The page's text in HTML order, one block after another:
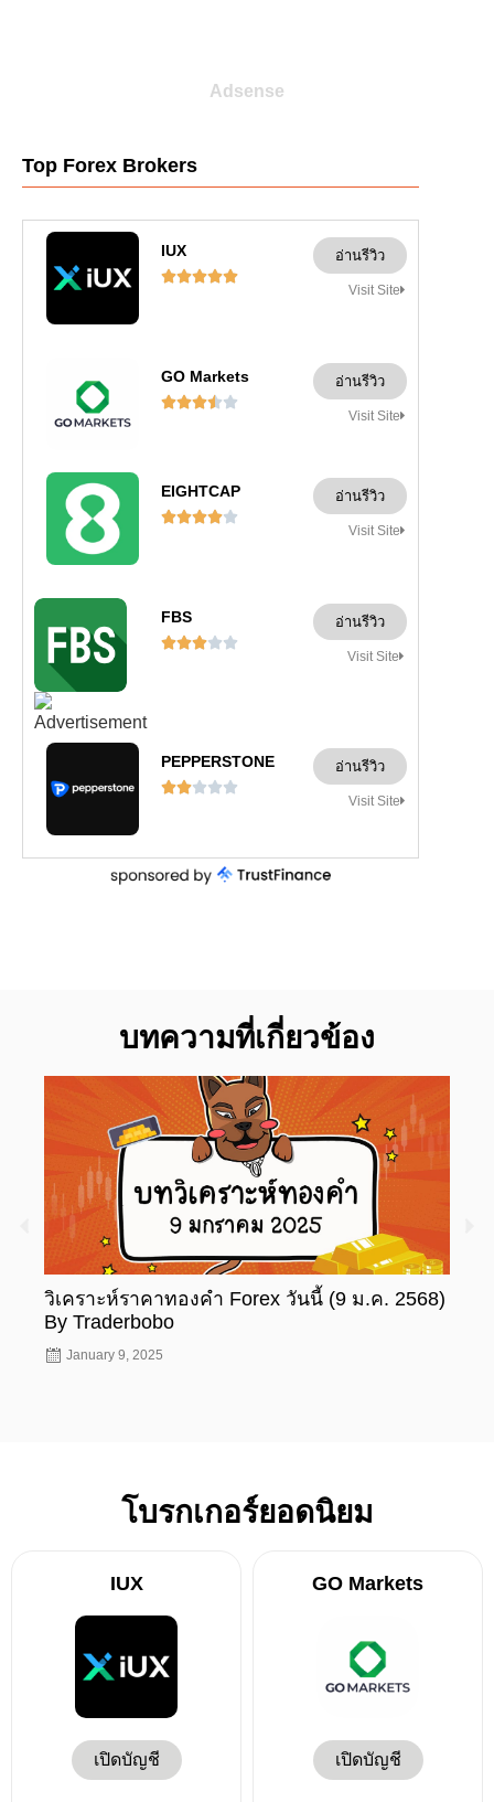
Adsense
Top Forex Brokers
IUX

อ่านรีวิว
Visit Site
GO Markets

อ่านรีวิว
Visit Site
EIGHTCAP

อ่านรีวิว
Visit Site
FBS

อ่านรีวิว
Visit Site
PEPPERSTONE

อ่านรีวิว
Visit Site
บทความที่เกี่ยวข้อง
วิเคราะห์ราคาทองคำ Forex วันนี้ (9 ม.ค. 2568)
By Traderbobo
January 9, 2025
โบรกเกอร์ยอดนิยม
IUX
เปิดบัญชี
GO Markets
เปิดบัญชี